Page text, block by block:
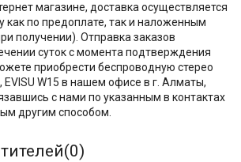
магазине, доставка осуществляется
как по предоплате, так и наложенным
получении). Отправка заказов
суток с момента подтверждения
приобрести беспроводную стерео
EVISU W15 в нашем офисе в г. Алматы,
с нами по указанным в контактах
другим способом.
0)